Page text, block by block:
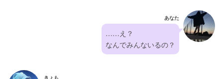
あなた
……え？
なんでみんないるの？
きょも